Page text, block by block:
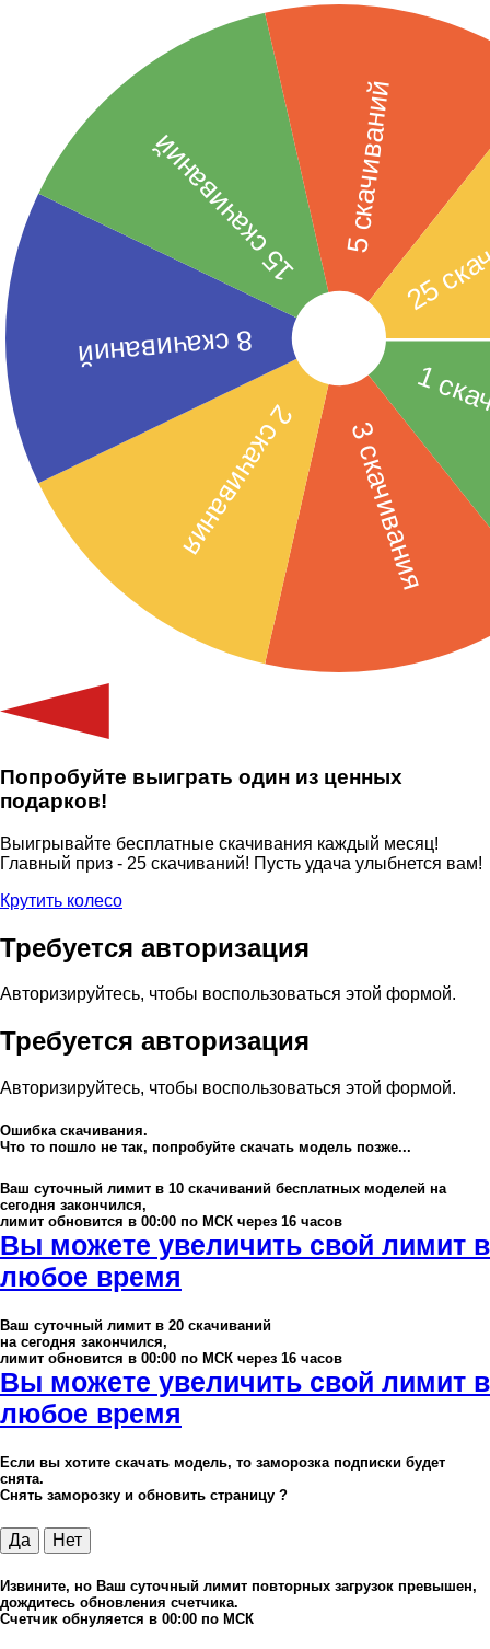
Попробуйте выиграть один из ценных
подарков!
Выигрывайте бесплатные скачивания каждый месяц!
Главный приз - 25 скачиваний! Пусть удача улыбнется вам!
Крутить колесо
Требуется авторизация
Авторизируйтесь, чтобы воспользоваться этой формой.
Требуется авторизация
Авторизируйтесь, чтобы воспользоваться этой формой.
Ошибка скачивания.
Что то пошло не так, попробуйте скачать модель позже...
Ваш суточный лимит в 10 скачиваний бесплатных моделей на
сегодня закончился,
лимит обновится в 00:00 по МСК через 16 часов
Вы можете увеличить свой лимит в
любое время
Ваш суточный лимит в 20 скачиваний
на сегодня закончился,
лимит обновится в 00:00 по МСК через 16 часов
Вы можете увеличить свой лимит в
любое время
Если вы хотите скачать модель, то заморозка подписки будет
снята.
Снять заморозку и обновить страницу ?
Да Нет
Извините, но Ваш суточный лимит повторных загрузок превышен,
дождитесь обновления счетчика.
Счетчик обнуляется в 00:00 по МСК